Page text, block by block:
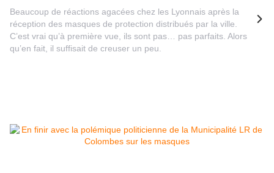
Beaucoup de réactions agacées chez les Lyonnais après la
réception des masques de protection distribués par la ville.
C’est vrai qu’à première vue, ils sont pas… pas parfaits. Alors
qu’en fait, il suffisait de creuser un peu.